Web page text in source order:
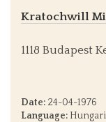
Kratochwill
1118 Budapest
Date: 24-04-1976
Language: